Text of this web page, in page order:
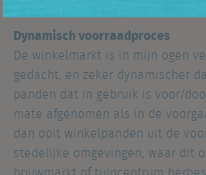
Dynamisch voorraadproces
De winkelmarkt is in mijn ogen
gedacht, en zeker dynamischer
panden dat in gebruik is voor/
mate afgenomen als in de
dan ooit winkelpanden uit de
stedelijke omgevingen, waar dit